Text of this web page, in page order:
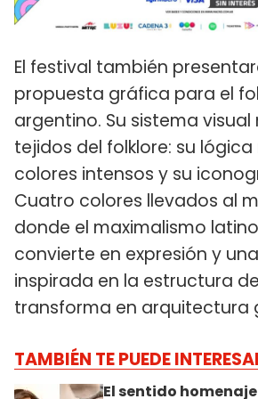
El festival también
propuesta gráfica para el
argentino. Su sistema
tejidos del folklore: su
colores intensos y su
Cuatro colores llevados al
donde el maximalismo
convierte en expresión y
inspirada en la estructura
transforma en arquitectura
TAMBIÉN TE PUEDE
El sentido